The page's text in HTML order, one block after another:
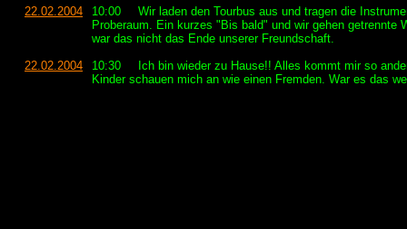
22.02.2004
10:00
Wir laden den Tourbus aus und tragen die
Proberaum. Ein kurzes "Bis bald" und wir gehen getrennte
war das nicht das Ende unserer Freundschaft.
22.02.2004
10:30
Ich bin wieder zu Hause!! Alles kommt mir so
Kinder schauen mich an wie einen Fremden. War es das